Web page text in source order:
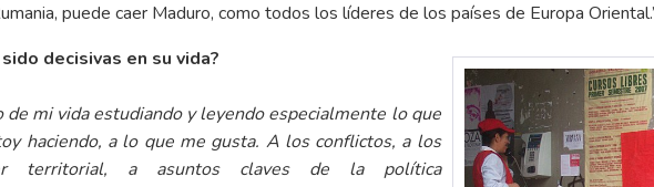
puede caer Maduro, como todos los líderes de los países de Europa
decisivas en su vida?
de mi vida estudiando y leyendo especialmente lo que
haciendo, a lo que me gusta. A los conflictos, a los
territorial, a asuntos claves de la política